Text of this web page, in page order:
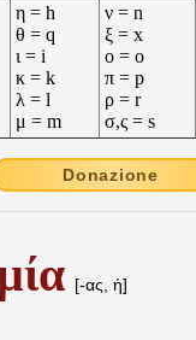
η = h
θ = q
ι = i
κ = k
λ = l
μ = m
ν = n
ξ = x
ο = o
π = p
ρ = r
σ,ς = s
Donazione
[-ας, ἡ]